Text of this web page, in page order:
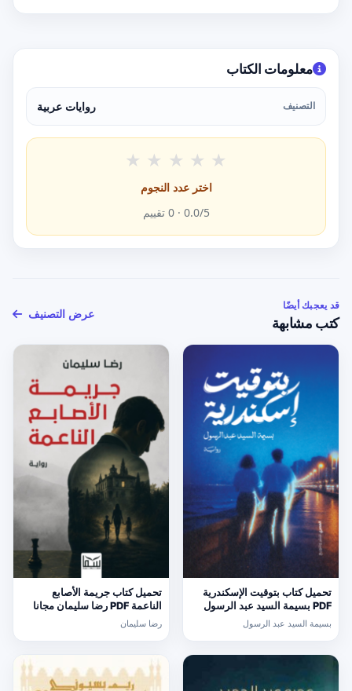
معلومات الكتاب
التصنيف روايات عربية
★ ★ ★ ★ ★
اختر عدد النجوم
0.0/5 ·
0 تقييم
قد يعجبك أيضًا
كتب مشابهة
عرض التصنيف
تحميل كتاب بتوقيت الإسكندرية
PDF بسيمة السيد عبد الرسول
بسيمة السيد عبد الرسول
تحميل كتاب جريمة الأصابع
الناعمة PDF رضا سليمان مجانا
رضا سليمان